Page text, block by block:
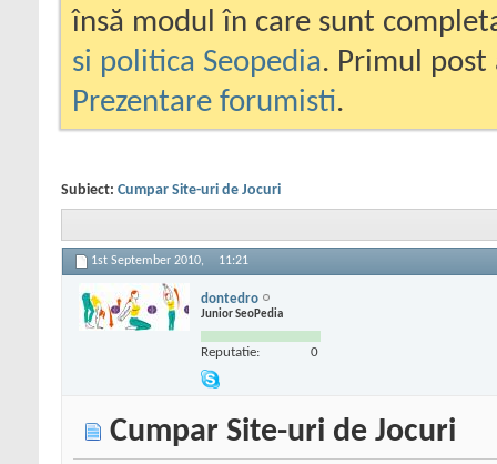
însă modul în care sunt
si politica Seopedia. Primul
Prezentare forumisti.
Subiect: Cumpar Site-uri de Jocuri
1st September 2010, 11:21
dontedro
Junior SeoPedia
Reputatie: 0
Cumpar Site-uri de Jocuri